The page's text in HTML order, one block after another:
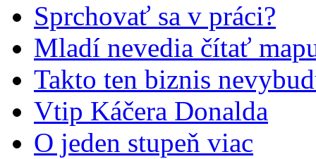
Sprchovať sa v práci?
Mladí nevedia čítať
Takto ten biznis
Vtip Káčera Donalda
O jeden stupeň viac